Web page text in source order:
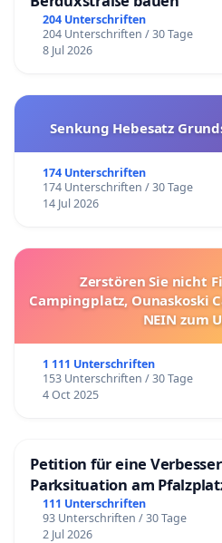
204 Unterschriften
204 Unterschriften / 30 Tage
8 Jul 2026
Senkung Hebesatz
174 Unterschriften
174 Unterschriften / 30 Tage
14 Jul 2026
Zerstören Sie nicht
Campingplatz, Ounaskoski
NEIN zum
1 111 Unterschriften
153 Unterschriften / 30 Tage
4 Oct 2025
Petition für eine
Parksituation am
111 Unterschriften
93 Unterschriften / 30 Tage
2 Jul 2026